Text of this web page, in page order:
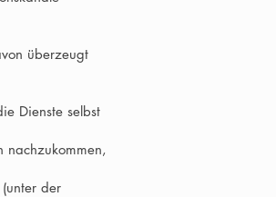
überzeugt
Dienste selbst
nachzukommen,
der